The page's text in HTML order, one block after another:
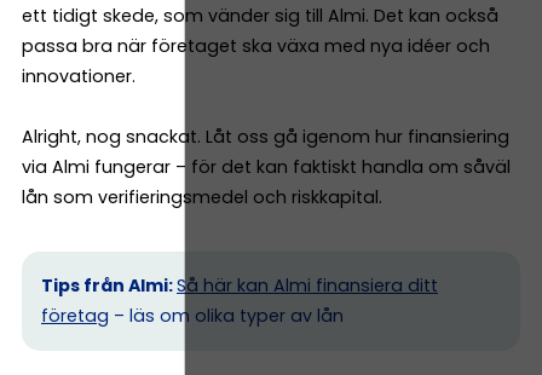
ett tidigt skede, som vänder sig till Almi. Det kan också
passa bra när företaget ska växa med nya idéer och
innovationer.
Alright, nog snackat. Låt oss gå igenom hur finansiering
via Almi fungerar – för det kan faktiskt handla om såväl
lån som verifieringsmedel och riskkapital.
Tips från Almi:Så här kan Almi finansiera ditt
företag – läs om olika typer av lån